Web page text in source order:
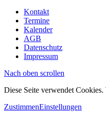
Kontakt
Termine
Kalender
AGB
Datenschutz
Impressum
Nach oben scrollen
Diese Seite verwendet
ZustimmenEinstellungen